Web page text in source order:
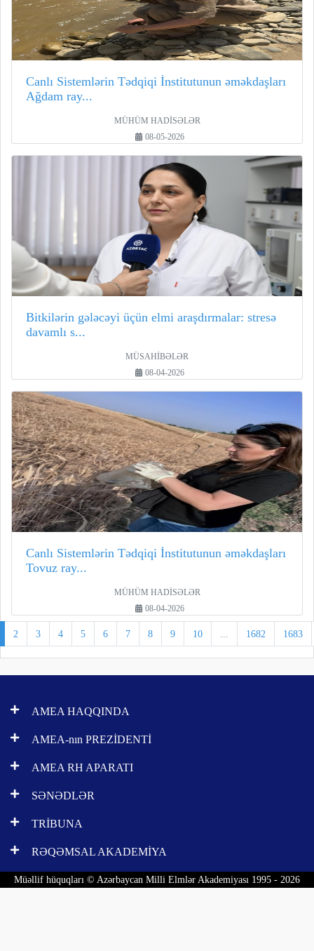
Canlı Sistemlərin Tədqiqi İnstitutunun əməkdaşları
Ağdam ray...
MÜHÜM HADİSƏLƏR
08-05-2026
Bitkilərin gələcəyi üçün elmi araşdırmalar: stresə
davamlı s...
MÜSAHİBƏLƏR
08-04-2026
Canlı Sistemlərin Tədqiqi İnstitutunun əməkdaşları
Tovuz ray...
MÜHÜM HADİSƏLƏR
08-04-2026
2 3 4 5 6 7 8 9 10 ... 1682 1683
AMEA HAQQINDA
AMEA-nın PREZİDENTİ
AMEA RH APARATI
SƏNƏDLƏR
TRİBUNA
RƏQƏMSAL AKADEMİYA
Müəllif hüquqları © Azərbaycan Milli Elmlər Akademiyası 1995 - 2026